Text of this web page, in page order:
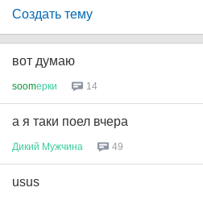
Создать тему
вот думаю
soomерки 14
а я таки поел вчера
Дикий Мужчина 49
usus